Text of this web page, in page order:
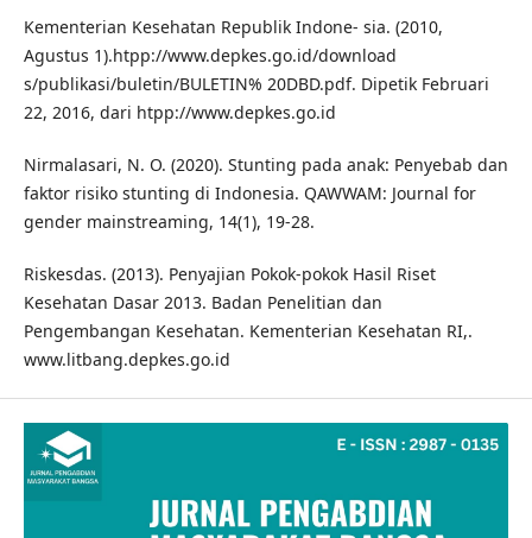
Kementerian Kesehatan Republik Indone- sia. (2010,
Agustus 1).htpp://www.depkes.go.id/download
s/publikasi/buletin/BULETIN% 20DBD.pdf. Dipetik Februari
22, 2016, dari htpp://www.depkes.go.id
Nirmalasari, N. O. (2020). Stunting pada anak: Penyebab dan
faktor risiko stunting di Indonesia. QAWWAM: Journal for
gender mainstreaming, 14(1), 19-28.
Riskesdas. (2013). Penyajian Pokok-pokok Hasil Riset
Kesehatan Dasar 2013. Badan Penelitian dan
Pengembangan Kesehatan. Kementerian Kesehatan RI,.
www.litbang.depkes.go.id